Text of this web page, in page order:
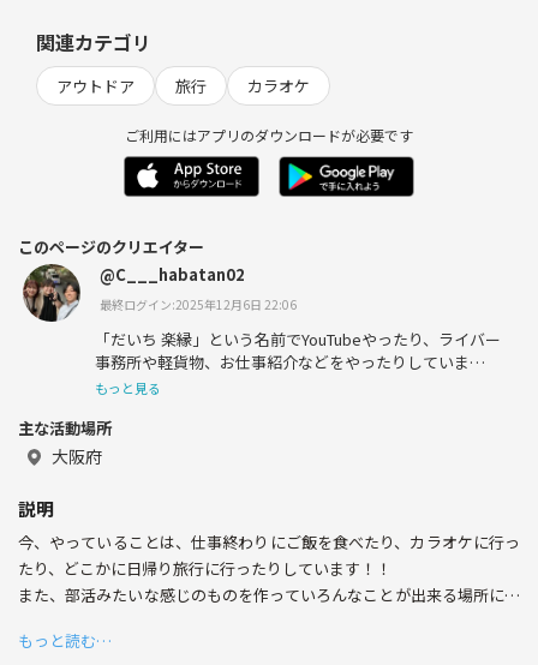
関連カテゴリ
アウトドア 旅行 カラオケ
ご利用にはアプリのダウンロードが必要です
このページのクリエイター
@C___habatan02
最終ログイン:2025年12月6日 22:06
「だいち 楽縁」という名前でYouTubeやったり、ライバー
事務所や軽貨物、お仕事紹介などをやったりしていま
す！！
もっと見る
主な活動場所
大阪府
説明
今、やっていることは、仕事終わりにご飯を食べたり、カラオケに行っ
たり、どこかに日帰り旅行に行ったりしています！！
また、部活みたいな感じのものを作っていろんなことが出来る場所にし
もっと読む…